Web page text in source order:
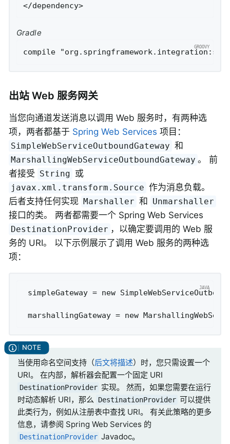
</dependency>
Gradle
出站 Web 服务网关
当您向通道发送消息以调用 Web 服务时，有两种选
项，两者都基于 Spring Web Services 项目：
SimpleWebServiceOutboundGateway 和
MarshallingWebServiceOutboundGateway 。 前
者接受 String 或
javax.xml.transform.Source 作为消息负载。
后者支持任何实现 Marshaller 和 Unmarshaller
接口的类。 两者都需要一个 Spring Web Services
DestinationProvider ，以确定要调用的 Web 服
务的 URI。 以下示例展示了调用 Web 服务的两种选
项：
simpleGateway = new
当使用命名空间支持（后文将描述）时，您只需设置一个
URI。 在内部，解析器会配置一个固定 URI
DestinationProvider 实现。 然而，如果您需要在运行
时动态解析 URI，那么
DestinationProvider 可以提供
此类行为，例如从注册表中查找 URI。 有关此策略的更多
信息，请参阅 Spring Web Services 的
DestinationProvider Javadoc。